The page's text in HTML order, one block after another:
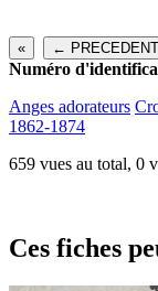
« ← PRECEDENT
Numéro
Anges adorateurs
1862-1874
659 vues au total, 0
Ces fiches